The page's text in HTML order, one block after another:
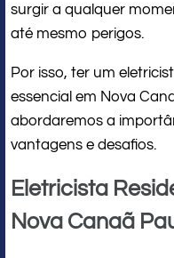
surgir a qualquer
até mesmo perigos.
Por isso, ter um
essencial em Nova
abordaremos a
vantagens e desafios.
Eletricista
Nova Canaã